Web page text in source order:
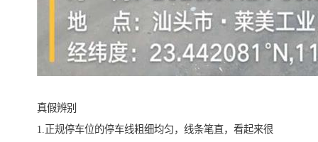
真假辨别
1.正规停车位的停车线粗细均匀，线条笔直，看起来很